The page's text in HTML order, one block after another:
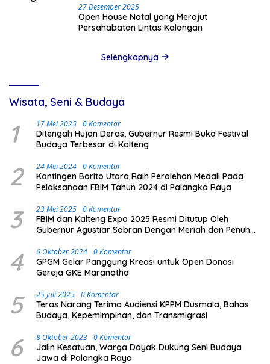
27 Desember 2025
Open House Natal yang Merajut
Persahabatan Lintas Kalangan
Selengkapnya
Wisata, Seni & Budaya
1 17 Mei 2025 0 Komentar
Ditengah Hujan Deras, Gubernur Resmi Buka Festival
Budaya Terbesar di Kalteng
2 24 Mei 2024 0 Komentar
Kontingen Barito Utara Raih Perolehan Medali Pada
Pelaksanaan FBIM Tahun 2024 di Palangka Raya
3 23 Mei 2025 0 Komentar
FBIM dan Kalteng Expo 2025 Resmi Ditutup Oleh
Gubernur Agustiar Sabran Dengan Meriah dan Penuh
4 6 Oktober 2024 0 Komentar
GPGM Gelar Panggung Kreasi untuk Open Donasi
Gereja GKE Maranatha
5 25 Juli 2025 0 Komentar
Teras Narang Terima Audiensi KPPM Dusmala, Bahas
Budaya, Kepemimpinan, dan Transmigrasi
6 8 Oktober 2023 0 Komentar
Jalin Kesatuan, Warga Dayak Dukung Seni Budaya
Jawa di Palangka Raya